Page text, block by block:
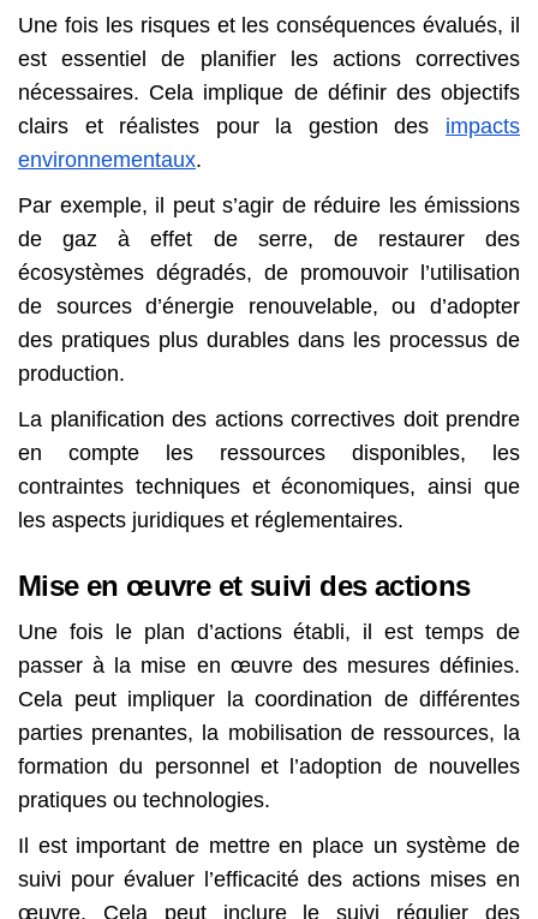
Une fois les risques et les conséquences évalués, il
est essentiel de planifier les actions correctives
nécessaires. Cela implique de définir des objectifs
clairs et réalistes pour la gestion des impacts
environnementaux.
Par exemple, il peut s’agir de réduire les émissions
de gaz à effet de serre, de restaurer des
écosystèmes dégradés, de promouvoir l’utilisation
de sources d’énergie renouvelable, ou d’adopter
des pratiques plus durables dans les processus de
production.
La planification des actions correctives doit prendre
en compte les ressources disponibles, les
contraintes techniques et économiques, ainsi que
les aspects juridiques et réglementaires.
Mise en œuvre et suivi des actions
Une fois le plan d’actions établi, il est temps de
passer à la mise en œuvre des mesures définies.
Cela peut impliquer la coordination de différentes
parties prenantes, la mobilisation de ressources, la
formation du personnel et l’adoption de nouvelles
pratiques ou technologies.
Il est important de mettre en place un système de
suivi pour évaluer l’efficacité des actions mises en
œuvre. Cela peut inclure le suivi régulier des